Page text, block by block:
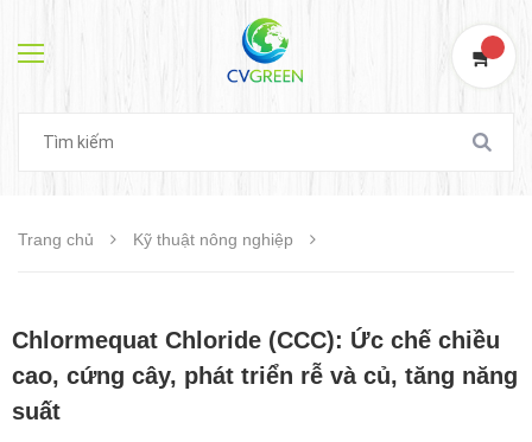
Trang chủ Kỹ thuật nông nghiệp
Chlormequat Chloride (CCC): Ức chế chiều
cao, cứng cây, phát triển rễ và củ, tăng năng
suất